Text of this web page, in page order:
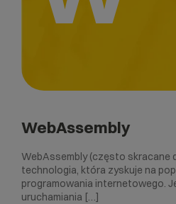
WebAssembly
WebAssembly (często skracane
technologia, która zyskuje na
programowania internetowego.
uruchamiania […]